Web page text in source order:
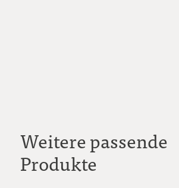
Weitere passende
Produkte